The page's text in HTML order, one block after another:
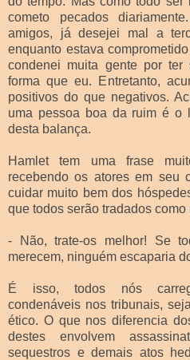
cometo pecados
amigos, já desejei mal a
enquanto estava
condenei muita gente por ter
forma que eu. Entretanto,
positivos do que negativos.
uma pessoa boa da ruim é o
desta balança.
Hamlet tem uma frase
recebendo os atores em seu
cuidar muito bem dos
que todos serão tradados
- Não, trate-os melhor! Se
merecem, ninguém escaparia
É isso, todos nós
condenáveis nos tribunais,
ético. O que nos diferencia
destes envolvem
sequestros e demais atos